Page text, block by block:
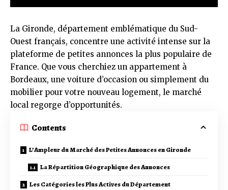
La Gironde, département emblématique du Sud-
Ouest français, concentre une activité intense sur la
plateforme de petites annonces la plus populaire de
France. Que vous cherchiez un appartement à
Bordeaux, une voiture d’occasion ou simplement du
mobilier pour votre nouveau logement, le marché
local regorge d’opportunités.
Contents
L’Ampleur du Marché des Petites Annonces en Gironde
La Répartition Géographique des Annonces
Les Catégories les Plus Actives du Département